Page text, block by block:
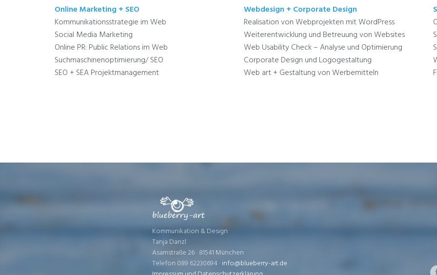
Online Marketing + SEO
Kommunikationsstrategie im Web
Social Media Marketing
Online PR: Public Relations im Web
Suchmaschinenoptimierung/ SEO
SEO + SEA Projektmanagement
Webdesign + Corporate Design
Realisation von Webprojekten mit WordPress
Weiterentwicklung und Betreuung von Websites
Web Usability Check – Analyse und Optimierung
Corporate Design und Logogestaltung
Web art + Gestaltung von Werbemitteln
Kommunikation & Design
Tanja Danzl
Asamstraße 26 · 81541 München
Telefon 089 62230694 · info@blueberry-art.de